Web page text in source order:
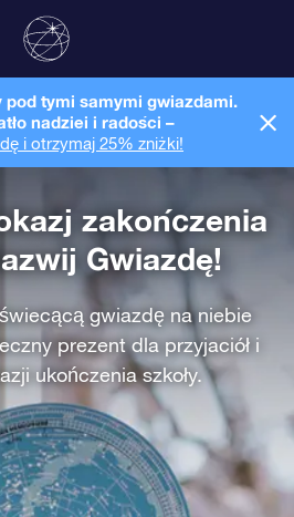
pod tymi samymi gwiazdami.
nadziei i radości –
i otrzymaj 25% zniżki!
zakończenia
Gwiazdę!
gwiazdę na niebie
prezent dla przyjaciół i
ukończenia szkoły.